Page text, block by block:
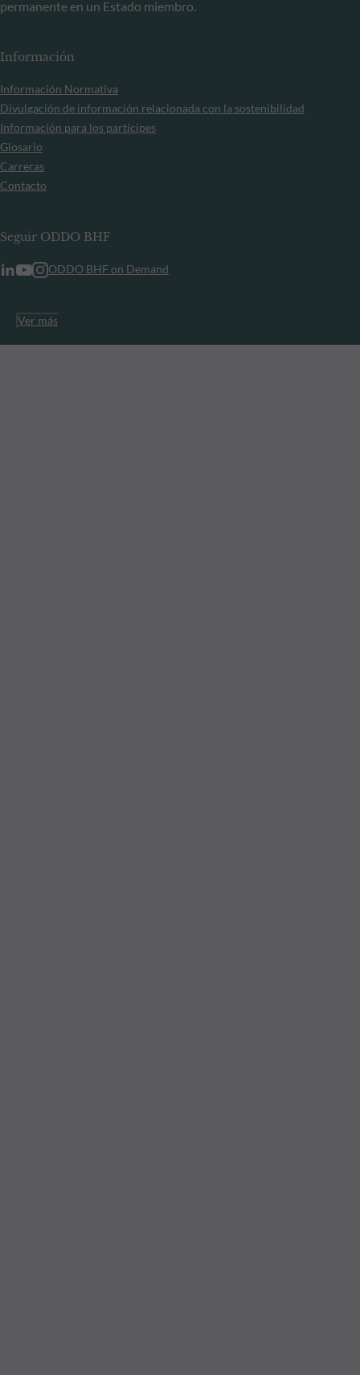
permanente en un Estado miembro.
Información
Información Normativa
Divulgación de información relacionada con la sostenibilidad
Información para los partícipes
Glosario
Carreras
Contacto
Seguir ODDO BHF
ODDO BHF on Demand
Ver más